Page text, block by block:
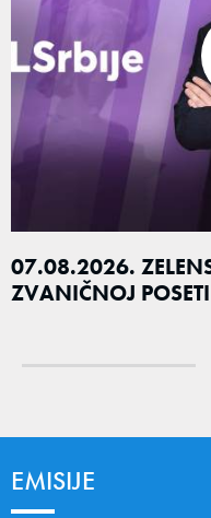
07.08.2026.
ZVANIČNOJ
EMISIJE